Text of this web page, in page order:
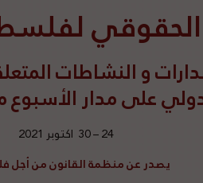
و النشاطات
على مدار الأسبوع
24 – 30 اكتوبر 2021
يصدر عن منظمة القانون من أجل